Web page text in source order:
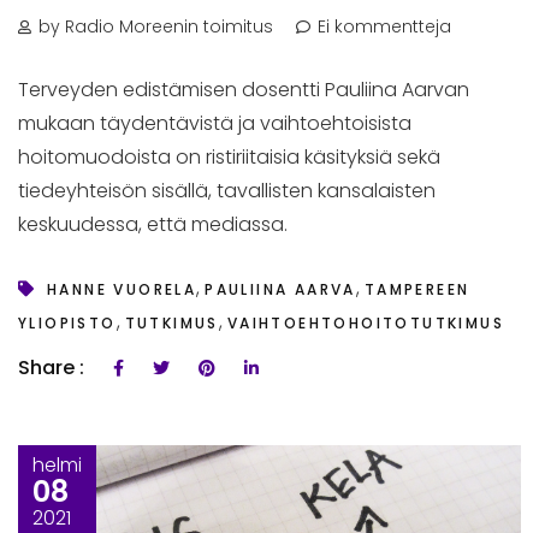
by Radio Moreenin toimitus Ei kommentteja
Terveyden edistämisen dosentti Pauliina Aarvan
mukaan täydentävistä ja vaihtoehtoisista
hoitomuodoista on ristiriitaisia käsityksiä sekä
tiedeyhteisön sisällä, tavallisten kansalaisten
keskuudessa, että mediassa.
HANNE VUORELA,PAULIINA AARVA, TAMPEREEN
YLIOPISTO , TUTKIMUS , VAIHTOEHTOHOITOTUTKIMUS
Share :
helmi
08
2021